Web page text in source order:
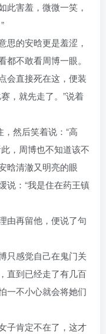
此害羞，微微一笑，
思的安晗更是羞涩，
不敢看周博一眼。
会直接死在这，便装
，就先走了。”说着
，然后笑着说：“高
，周博也不知道该不
晗清澈又明亮的眼
说：“我是住在药王镇
由再留他，便说了句
只感觉自己在鬼门关
直到已经走了有几百
一不小心就会将她们
子肯定不在了，这才